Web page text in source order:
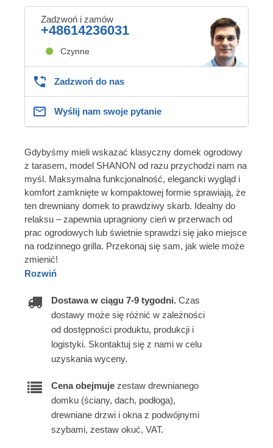
Zadzwoń i zamów
+48614236031
Czynne
Zadzwoń do nas
Wyślij nam swoje pytanie
Gdybyśmy mieli wskazać klasyczny domek ogrodowy
z tarasem, model SHANON od razu przychodzi nam na
myśl. Maksymalna funkcjonalność, elegancki wygląd i
komfort zamknięte w kompaktowej formie sprawiają, że
ten drewniany domek to prawdziwy skarb. Idealny do
relaksu – zapewnia upragniony cień w przerwach od
prac ogrodowych lub świetnie sprawdzi się jako miejsce
na rodzinnego grilla. Przekonaj się sam, jak wiele może
zmienić!
Rozwiń
Dostawa w ciągu 7-9 tygodni. Czas
dostawy może się różnić w zależności
od dostępności produktu, produkcji i
logistyki. Skontaktuj się z nami w celu
uzyskania wyceny.
Cena obejmuje zestaw drewnianego
domku (ściany, dach, podłoga),
drewniane drzwi i okna z podwójnymi
szybami, zestaw okuć, VAT.